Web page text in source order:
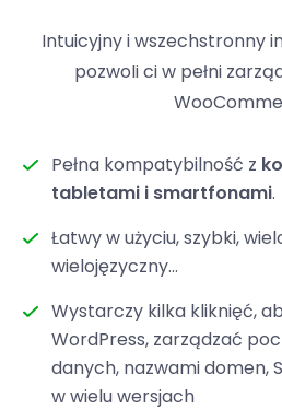
Intuicyjny i wszechstronny
pozwoli ci w pełni
Pełna kompatybilność z
tabletami i smartfonami.
Łatwy w użyciu, szybki,
wielojęzyczny...
Wystarczy kilka kliknięć,
WordPress, zarządzać
danych, nazwami domen,
w wielu wersjach